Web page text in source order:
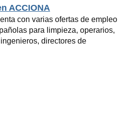
ACCIONA
con varias ofertas de empleo
para limpieza, operarios,
directores de